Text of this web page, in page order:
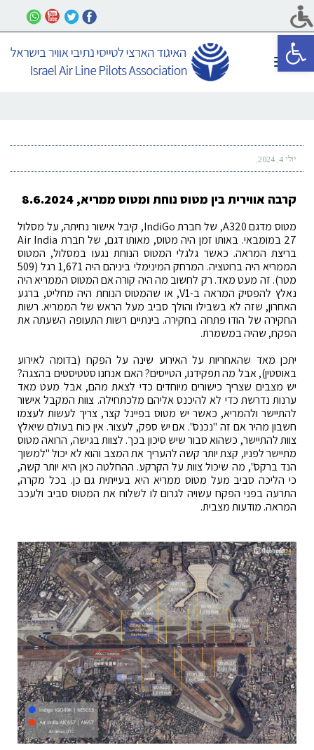
פתח סרגל נגישות
תפריט
יולי 4, 2024
קרבה אווירית בין מטוס נוחת ומטוס ממריא, 8.6.2024
מטוס מדגם A320, של חברת IndiGo, קיבל אישור נחיתה, על מסלול
27 במומבאי. באותו זמן היה מטוס, מאותו דגם, של חברת Air India
בריצת המראה. כאשר גלגלי המטוס הנוחת נגעו במסלול, המטוס
הממריא היה ברוטציה. המרחק המינימלי ביניהם היה 1,671 רגל (509
מטר). זה מעט מאד. רק לחשוב מה היה קורה אם המטוס הממריא היה
נאלץ להפסיק המראה ב-V1, או שהמטוס הנוחת היה מחליט, ברגע
האחרון, שזה לא בשבילו והולך סביב מעל הראש של הממריא. רשות
החקירה של הודו פתחה בחקירה. בינתיים רשות התעופה השעתה את
הפקח, שהיה במשמרת.
יתכן מאד שהאחריות על האירוע שינה על הפקח (בדומה לאירוע
באוסטין), אבל מה תפקידנו, הטייסים? האם אנחנו סטטיסטים בהצגה?
יש מצבים שצריך כישורים מיוחדים כדי לצאת מהם, אבל מעט מאד
ערנות נדרשת כדי לא להיכנס אליהם מלכתחילה. צוות המקבל אישור
להתיישר ולהמריא, כאשר יש מטוס בפיינל קצר, צריך לעשות לעצמו
חשבון מהיר אם זה "נכנס". אם יש ספק, לעצור. אין כוח בעולם שיאלץ
צוות להתיישר, כשהוא סבור שיש סיכון בכך. לצוות בגישה, הרואה מטוס
מתיישר לפניו, קצת יותר קשה להעריך את המצב והוא לא יכול "למשוך
הנד ברקס", מה שיכול צוות על הקרקע. ההחלטה כאן היא יותר קשה,
כי הליכה סביב מעל מטוס ממריא היא בעייתית גם כן. בכל מקרה,
התרעה בפני הפקח עשויה לגרום לו לשלוח את המטוס סביב ולעכב
המראה. מודעות מצבית.